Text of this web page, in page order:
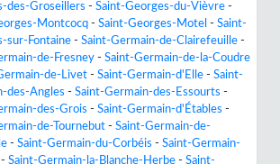
des-Groseillers - Saint-Georges-du-Vièvre -
Montcocq - Saint-Georges-Motel - Saint-
sur-Fontaine - Saint-Germain-de-Clairefeuille -
de-Fresney - Saint-Germain-de-la-Coudre
de-Livet - Saint-Germain-d'Elle - Saint-
des-Angles - Saint-Germain-des-Essourts -
des-Grois - Saint-Germain-d'Étables -
de-Tournebut - Saint-Germain-de-
- Saint-Germain-du-Corbéis - Saint-Germain-
- Saint-Germain-la-Blanche-Herbe - Saint-